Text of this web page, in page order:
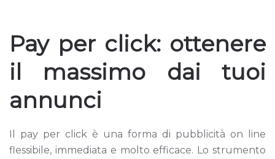
Pay per click: ottenere
il massimo dai tuoi
annunci
Il pay per click è una forma di pubblicità on line
flessibile, immediata e molto efficace. Lo strumento